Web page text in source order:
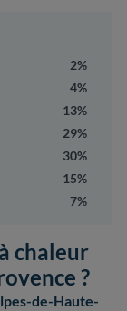
2%
4%
13%
29%
30%
15%
7%
chaleur
?
de-Haute-